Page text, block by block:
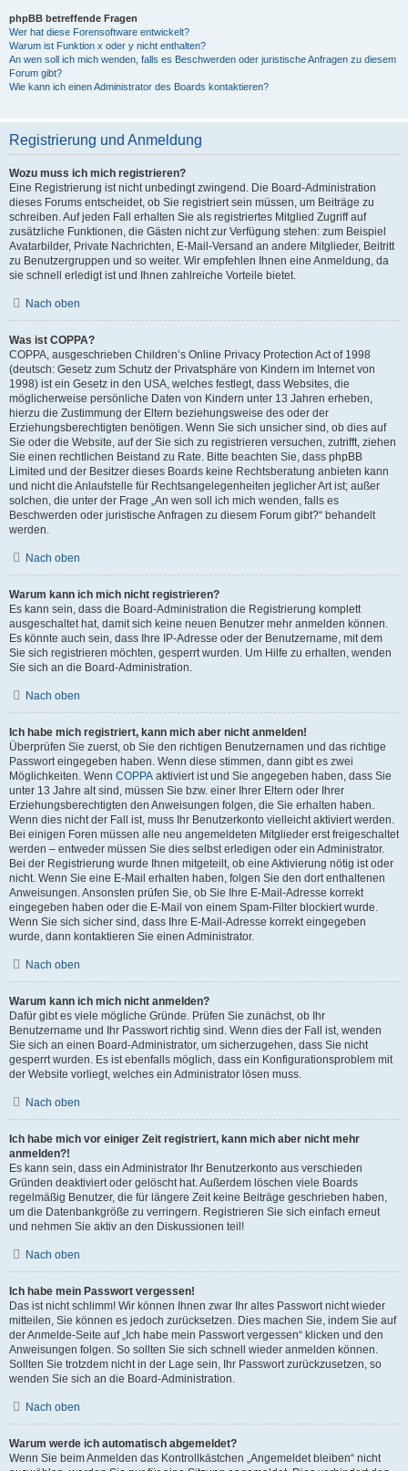
phpBB betreffende Fragen
Wer hat diese Forensoftware entwickelt?
Warum ist Funktion x oder y nicht enthalten?
An wen soll ich mich wenden, falls es Beschwerden oder juristische Anfragen zu diesem
Forum gibt?
Wie kann ich einen Administrator des Boards kontaktieren?
Registrierung und Anmeldung
Wozu muss ich mich registrieren?
Eine Registrierung ist nicht unbedingt zwingend. Die Board-Administration
dieses Forums entscheidet, ob Sie registriert sein müssen, um Beiträge zu
schreiben. Auf jeden Fall erhalten Sie als registriertes Mitglied Zugriff auf
zusätzliche Funktionen, die Gästen nicht zur Verfügung stehen: zum Beispiel
Avatarbilder, Private Nachrichten, E-Mail-Versand an andere Mitglieder, Beitritt
zu Benutzergruppen und so weiter. Wir empfehlen Ihnen eine Anmeldung, da
sie schnell erledigt ist und Ihnen zahlreiche Vorteile bietet.
Nach oben
Was ist COPPA?
COPPA, ausgeschrieben Children’s Online Privacy Protection Act of 1998
(deutsch: Gesetz zum Schutz der Privatsphäre von Kindern im Internet von
1998) ist ein Gesetz in den USA, welches festlegt, dass Websites, die
möglicherweise persönliche Daten von Kindern unter 13 Jahren erheben,
hierzu die Zustimmung der Eltern beziehungsweise des oder der
Erziehungsberechtigten benötigen. Wenn Sie sich unsicher sind, ob dies auf
Sie oder die Website, auf der Sie sich zu registrieren versuchen, zutrifft, ziehen
Sie einen rechtlichen Beistand zu Rate. Bitte beachten Sie, dass phpBB
Limited und der Besitzer dieses Boards keine Rechtsberatung anbieten kann
und nicht die Anlaufstelle für Rechtsangelegenheiten jeglicher Art ist; außer
solchen, die unter der Frage „An wen soll ich mich wenden, falls es
Beschwerden oder juristische Anfragen zu diesem Forum gibt?“ behandelt
werden.
Nach oben
Warum kann ich mich nicht registrieren?
Es kann sein, dass die Board-Administration die Registrierung komplett
ausgeschaltet hat, damit sich keine neuen Benutzer mehr anmelden können.
Es könnte auch sein, dass Ihre IP-Adresse oder der Benutzername, mit dem
Sie sich registrieren möchten, gesperrt wurden. Um Hilfe zu erhalten, wenden
Sie sich an die Board-Administration.
Nach oben
Ich habe mich registriert, kann mich aber nicht anmelden!
Überprüfen Sie zuerst, ob Sie den richtigen Benutzernamen und das richtige
Passwort eingegeben haben. Wenn diese stimmen, dann gibt es zwei
Möglichkeiten. Wenn COPPA aktiviert ist und Sie angegeben haben, dass Sie
unter 13 Jahre alt sind, müssen Sie bzw. einer Ihrer Eltern oder Ihrer
Erziehungsberechtigten den Anweisungen folgen, die Sie erhalten haben.
Wenn dies nicht der Fall ist, muss Ihr Benutzerkonto vielleicht aktiviert werden.
Bei einigen Foren müssen alle neu angemeldeten Mitglieder erst freigeschaltet
werden – entweder müssen Sie dies selbst erledigen oder ein Administrator.
Bei der Registrierung wurde Ihnen mitgeteilt, ob eine Aktivierung nötig ist oder
nicht. Wenn Sie eine E-Mail erhalten haben, folgen Sie den dort enthaltenen
Anweisungen. Ansonsten prüfen Sie, ob Sie Ihre E-Mail-Adresse korrekt
eingegeben haben oder die E-Mail von einem Spam-Filter blockiert wurde.
Wenn Sie sich sicher sind, dass Ihre E-Mail-Adresse korrekt eingegeben
wurde, dann kontaktieren Sie einen Administrator.
Nach oben
Warum kann ich mich nicht anmelden?
Dafür gibt es viele mögliche Gründe. Prüfen Sie zunächst, ob Ihr
Benutzername und Ihr Passwort richtig sind. Wenn dies der Fall ist, wenden
Sie sich an einen Board-Administrator, um sicherzugehen, dass Sie nicht
gesperrt wurden. Es ist ebenfalls möglich, dass ein Konfigurationsproblem mit
der Website vorliegt, welches ein Administrator lösen muss.
Nach oben
Ich habe mich vor einiger Zeit registriert, kann mich aber nicht mehr
anmelden?!
Es kann sein, dass ein Administrator Ihr Benutzerkonto aus verschieden
Gründen deaktiviert oder gelöscht hat. Außerdem löschen viele Boards
regelmäßig Benutzer, die für längere Zeit keine Beiträge geschrieben haben,
um die Datenbankgröße zu verringern. Registrieren Sie sich einfach erneut
und nehmen Sie aktiv an den Diskussionen teil!
Nach oben
Ich habe mein Passwort vergessen!
Das ist nicht schlimm! Wir können Ihnen zwar Ihr altes Passwort nicht wieder
mitteilen, Sie können es jedoch zurücksetzen. Dies machen Sie, indem Sie auf
der Anmelde-Seite auf „Ich habe mein Passwort vergessen“ klicken und den
Anweisungen folgen. So sollten Sie sich schnell wieder anmelden können.
Sollten Sie trotzdem nicht in der Lage sein, Ihr Passwort zurückzusetzen, so
wenden Sie sich an die Board-Administration.
Nach oben
Warum werde ich automatisch abgemeldet?
Wenn Sie beim Anmelden das Kontrollkästchen „Angemeldet bleiben“ nicht